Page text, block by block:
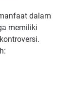
dalam
memiliki